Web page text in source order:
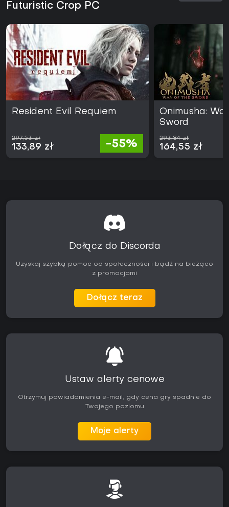
Futuristic Crop PC
Resident Evil Requiem
297,53 zł
133,89 zł -55%
Onimusha:
Sword
293,84 zł
164,55 zł
Dołącz do Discorda
Uzyskaj szybką pomoc od społeczności i bądź na bieżąco
z promocjami
Dołącz teraz
Ustaw alerty cenowe
Otrzymuj powiadomienia e-mail, gdy cena gry spadnie do
Twojego poziomu
Moje alerty